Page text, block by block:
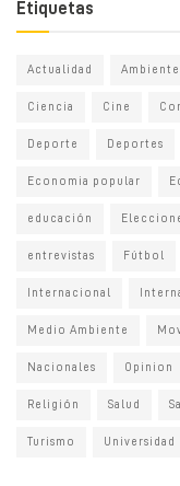
Etiquetas
Actualidad Ambiente
Ciencia Cine
Deporte Deportes
Economia popular
educación
entrevistas Fútbol
Internacional
Medio Ambiente
Nacionales Opinion
Religión Salud
Turismo Universidad